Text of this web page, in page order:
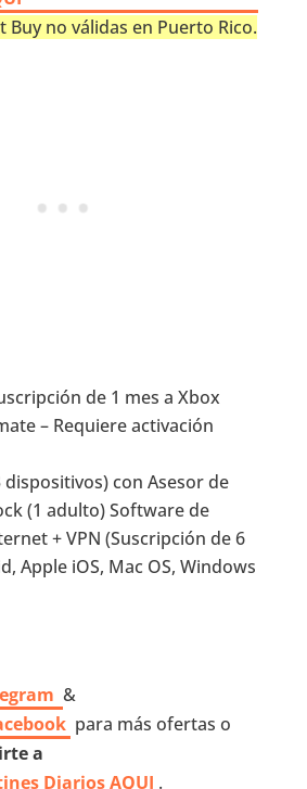
Buy no válidas en Puerto Rico.
de 1 mes a Xbox
– Requiere activación
con Asesor de
(1 adulto) Software de
+ VPN (Suscripción de 6
Apple iOS, Mac OS, Windows
&
para más ofertas o
a
Diarios AQUI .